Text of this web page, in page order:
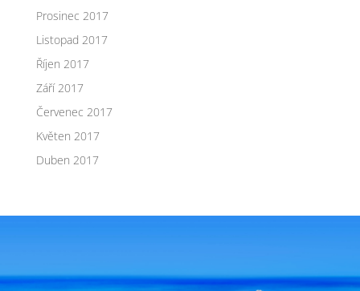
Prosinec 2017
Listopad 2017
Říjen 2017
Září 2017
Červenec 2017
Květen 2017
Duben 2017